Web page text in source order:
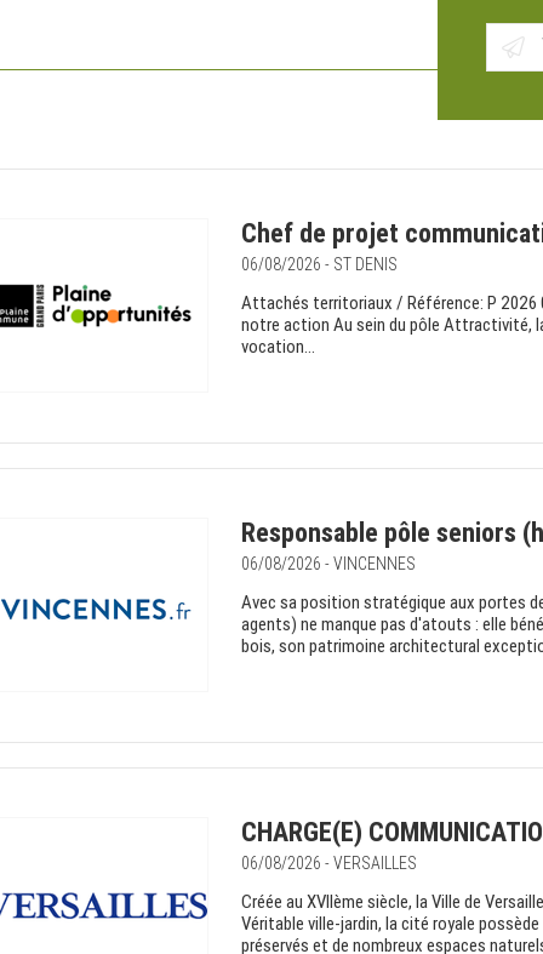
Chef de projet
06/08/2026 - ST DENIS
Attachés territoriaux / Référence: P 2026
notre action Au sein du pôle Attractivité,
vocation...
Responsable pôle seniors
06/08/2026 - VINCENNES
Avec sa position stratégique aux portes
agents) ne manque pas d'atouts : elle
bois, son patrimoine architectural
CHARGE(E)
06/08/2026 - VERSAILLES
Créée au XVIIème siècle, la Ville de
Véritable ville-jardin, la cité royale
préservés et de nombreux espaces